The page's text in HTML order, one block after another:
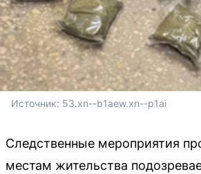
Источник: 53.xn--b1aew.xn--p1ai
Следственные мероприятия
местам жительства